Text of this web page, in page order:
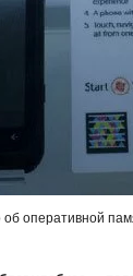
оперативной